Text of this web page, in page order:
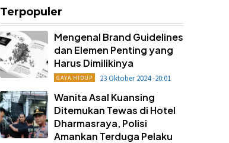
Terpopuler
Mengenal Brand Guidelines
dan Elemen Penting yang
Harus Dimilikinya
GAYA HIDUP 23 Oktober 2024 -20:01
Wanita Asal Kuansing
Ditemukan Tewas di Hotel
Dharmasraya, Polisi
Amankan Terduga Pelaku